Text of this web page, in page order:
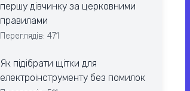
першу дівчинку за церковними
правилами
Переглядів: 471
Як підібрати щітки для
електроінструменту без помилок